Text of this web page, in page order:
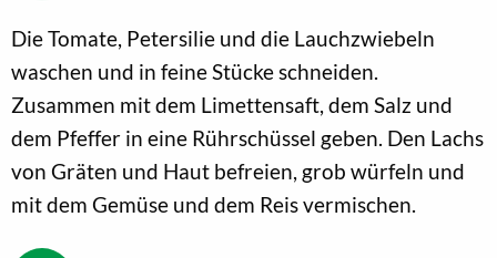
Die Tomate, Petersilie und die Lauchzwiebeln
waschen und in feine Stücke schneiden.
Zusammen mit dem Limettensaft, dem Salz und
dem Pfeffer in eine Rührschüssel geben. Den Lachs
von Gräten und Haut befreien, grob würfeln und
mit dem Gemüse und dem Reis vermischen.